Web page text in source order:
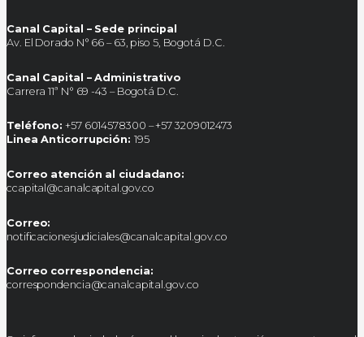
Canal Capital – Sede principal
Av. El Dorado N° 66 – 63, piso 5, Bogotá D.C.
Canal Capital – Administrativo
Carrera 11ª N° 69 -43 – Bogotá D.C.
Teléfono: +57 6014578300 – +57 3209012473
Linea Anticorrupción: 195
Correo atención al ciudadano:
ccapital@canalcapital.gov.co
Correo:
notificacionesjudiciales@canalcapital.gov.co
Correo correspondencia:
correspondencia@canalcapital.gov.co